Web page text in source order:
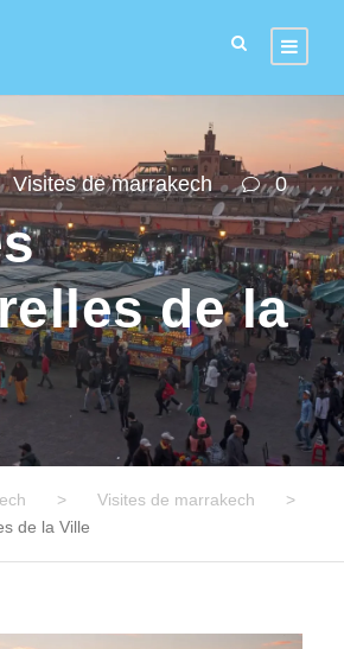
Visites de marrakech 0
de la
> Visites de marrakech
>
de la Ville